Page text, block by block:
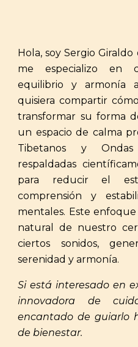
Hola, soy Sergio
me especializo en
equilibrio y armonía
quisiera compartir
transformar su forma
un espacio de calma
Tibetanos y Ondas
respaldadas
para reducir el
comprensión y
mentales. Este enfoque
natural de nuestro
ciertos sonidos,
serenidad y armonía.
Si está interesado en
innovadora de
encantado de guiarlo
de bienestar.